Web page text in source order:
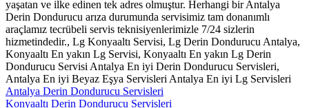
yaşatan ve ilke edinen tek adres olmuştur. Herhangi bir Antalya
Derin Dondurucu arıza durumunda servisimiz tam donanımlı
araçlamız tecrübeli servis teknisiyenlerimizle 7/24 sizlerin
hizmetindedir., Lg Konyaaltı Servisi, Lg Derin Dondurucu Antalya,
Konyaaltı En yakın Lg Servisi, Konyaaltı En yakın Lg Derin
Dondurucu Servisi Antalya En iyi Derin Dondurucu Servisleri,
Antalya En iyi Beyaz Eşya Servisleri Antalya En iyi Lg Servisleri
Antalya Derin Dondurucu Servisleri
Konyaaltı Derin Dondurucu Servisleri